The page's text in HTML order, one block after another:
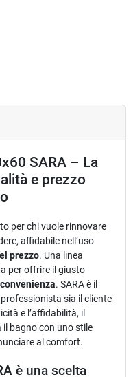
SARA – La
e prezzo
per chi vuole rinnovare
affidabile nell’uso
prezzo. Una linea
per offrire il giusto
. SARA è il
sia il cliente
e l’affidabilità, il
bagno con uno stile
al comfort.
è una scelta